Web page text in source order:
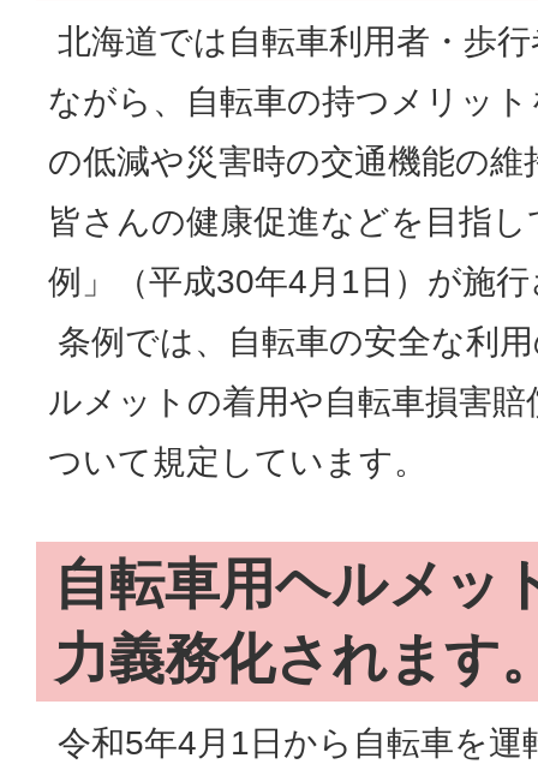
北海道では自転車利用者・歩
ながら、自転車の持つメリッ
の低減や災害時の交通機能の
皆さんの健康促進などを目指
例」（平成30年4月1日）が施
条例では、自転車の安全な利
ルメットの着用や自転車損害
ついて規定しています。
自転車用ヘルメッ
力義務化されます
令和5年4月1日から自転車を運